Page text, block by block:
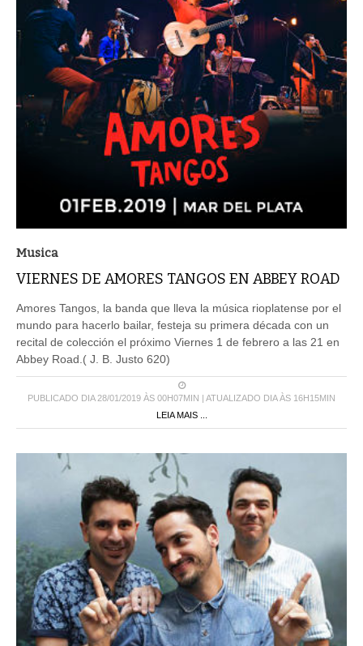
Musica
VIERNES DE AMORES TANGOS EN ABBEY ROAD
Amores Tangos, la banda que lleva la música rioplatense por el
mundo para hacerlo bailar, festeja su primera década con un
recital de colección el próximo Viernes 1 de febrero a las 21 en
Abbey Road.( J. B. Justo 620)
PUBLICADO DIA 28/01/2019 ÀS 00H07MIN | ATUALIZADO DIA ÀS 16H15MIN
LEIA MAIS ...